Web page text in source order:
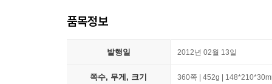
품목정보
발행일 2012년 02월 13일
쪽수, 무게, 크기 360쪽 | 452g |